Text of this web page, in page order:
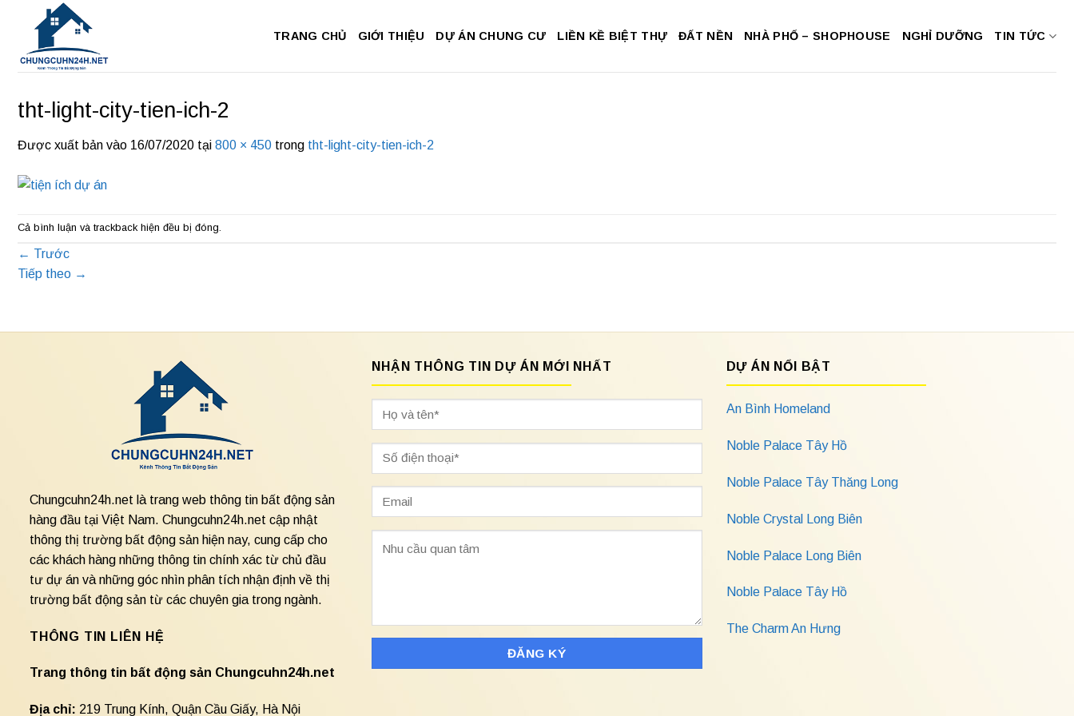
dung
TRANG CHỦ GIỚI THIỆU DỰ ÁN CHUNG CƯ LIỀN KỀ BIỆT THỰ ĐẤT NỀN NHÀ PHỐ – SHOPHOUSE NGHỈ DƯỠNG TIN TỨC
tht-light-city-tien-ich-2
Được xuất bản vào 16/07/2020 tại 800 × 450 trong tht-light-city-tien-ich-2
Cả bình luận và trackback hiện đều bị đóng.
← Trước
Tiếp theo →
Chungcuhn24h.net là trang web thông tin bất động sản
hàng đầu tại Việt Nam. Chungcuhn24h.net cập nhật
thông thị trường bất động sản hiện nay, cung cấp cho
các khách hàng những thông tin chính xác từ chủ đầu
tư dự án và những góc nhìn phân tích nhận định về thị
trường bất động sản từ các chuyên gia trong ngành.
THÔNG TIN LIÊN HỆ
Trang thông tin bất động sản Chungcuhn24h.net
Địa chỉ: 219 Trung Kính, Quận Cầu Giấy, Hà Nội
NHẬN THÔNG TIN DỰ ÁN MỚI NHẤT DỰ ÁN NỔI BẬT
An Bình Homeland
Noble Palace Tây Hồ
Noble Palace Tây Thăng Long
Noble Crystal Long Biên
Noble Palace Long Biên
Noble Palace Tây Hồ
The Charm An Hưng